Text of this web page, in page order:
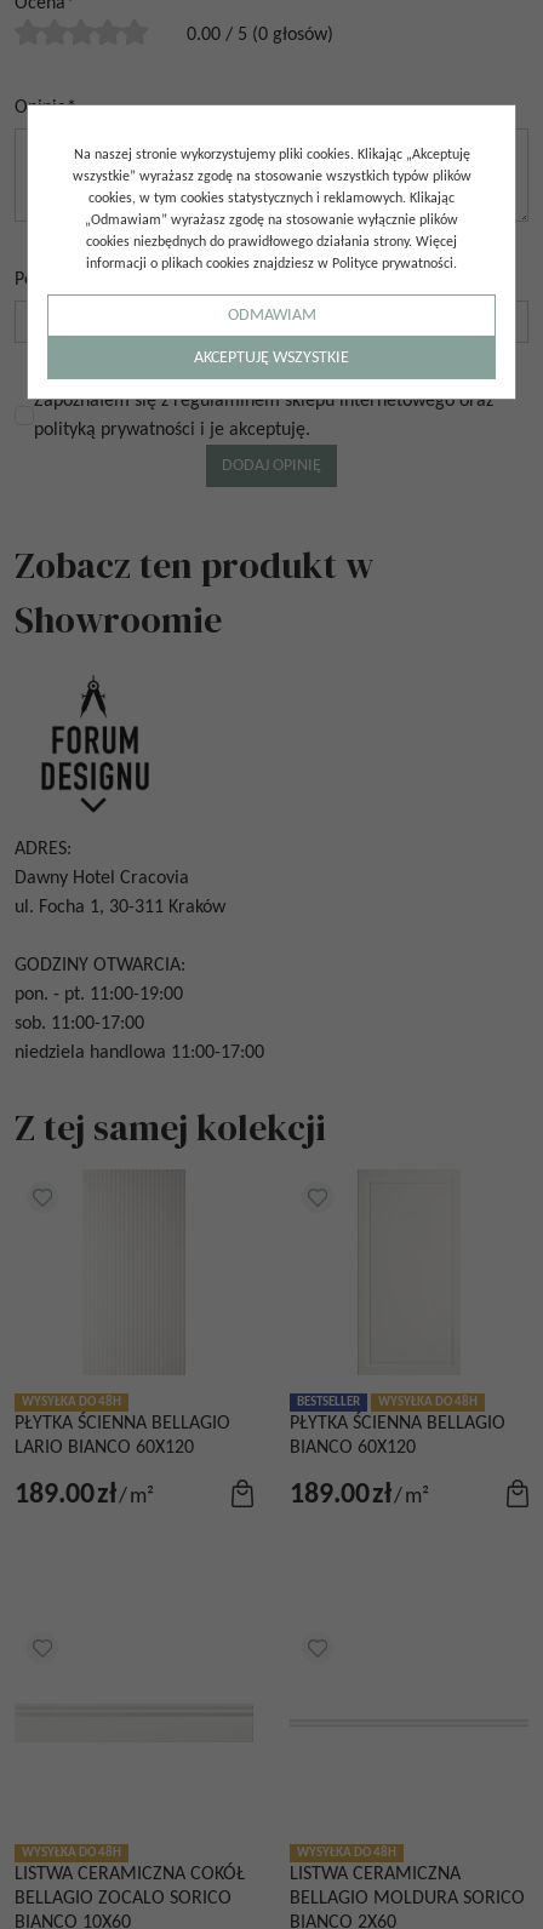
0.00 / 5 (0 głosów)
Opinia*
Podpis
Zapoznałem się z regulaminem sklepu internetowego oraz
polityką prywatności i je akceptuję.
Zobacz ten produkt w
Showroomie
ADRES:
Dawny Hotel Cracovia
ul. Focha 1, 30-311 Kraków
GODZINY OTWARCIA:
pon. - pt. 11:00-19:00
sob. 11:00-17:00
niedziela handlowa 11:00-17:00
Z tej samej kolekcji
WYSYŁKA DO 48H
PŁYTKA ŚCIENNA BELLAGIO
LARIO BIANCO 60X120
189.00zł/m²
BESTSELLER WYSYŁKA DO 48H
PŁYTKA ŚCIENNA BELLAGIO
BIANCO 60X120
189.00zł/m²
WYSYŁKA DO 48H
LISTWA CERAMICZNA COKÓŁ
BELLAGIO ZOCALO SORICO
BIANCO 10X60
WYSYŁKA DO 48H
LISTWA CERAMICZNA
BELLAGIO MOLDURA SORICO
BIANCO 2X60
Na naszej stronie wykorzystujemy pliki cookies. Klikając „Akceptuję
wszystkie” wyrażasz zgodę na stosowanie wszystkich typów plików
cookies, w tym cookies statystycznych i reklamowych. Klikając
„Odmawiam” wyrażasz zgodę na stosowanie wyłącznie plików
cookies niezbędnych do prawidłowego działania strony. Więcej
informacji o plikach cookies znajdziesz w Polityce prywatności.
ODMAWIAM
AKCEPTUJĘ WSZYSTKIE